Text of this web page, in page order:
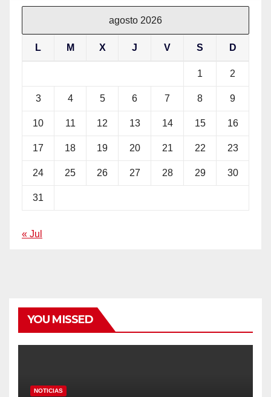
agosto 2026
L M X J V S D
1 2
3 4 5 6 7 8 9
10 11 12 13 14 15 16
17 18 19 20 21 22 23
24 25 26 27 28 29 30
31
« Jul
YOU MISSED
NOTICIAS